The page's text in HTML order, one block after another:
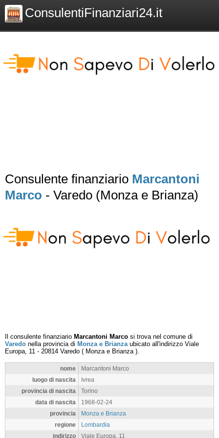
ConsulentiFinanziari24.it
Consulente finanziario Marcantoni
Marco - Varedo (Monza e Brianza)
Il consulente finanziario Marcantoni Marco si trova nel comune di
Varedo nella provincia di Monza e Brianzaubicato all'indirizzo Viale
Europa, 11 - 20814 Varedo ( Monza e Brianza).
nome
Marcantoni Marco
luogo di nascita
Ivrea
provincia di nascita
Torino
data di nascita
1968-02-24
provincia
Monza e Brianza
regione
Lombardia
indirizzo
Viale Europa, 11